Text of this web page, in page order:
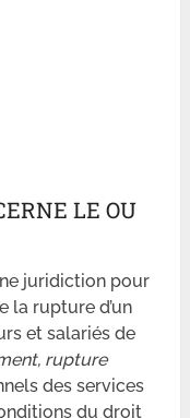
LE OU
juridiction pour
la rupture d’un
et salariés de
rupture
des services
du droit